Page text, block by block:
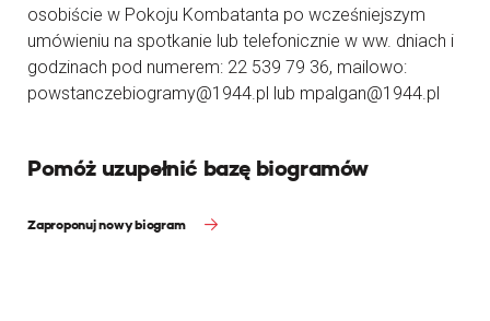
osobiście w Pokoju Kombatanta po wcześniejszym
umówieniu na spotkanie lub telefonicznie w ww. dniach i
godzinach pod numerem: 22 539 79 36, mailowo:
powstanczebiogramy@1944.pl lub mpalgan@1944.pl
Pomóż uzupełnić bazę biogramów
Zaproponuj nowy biogram